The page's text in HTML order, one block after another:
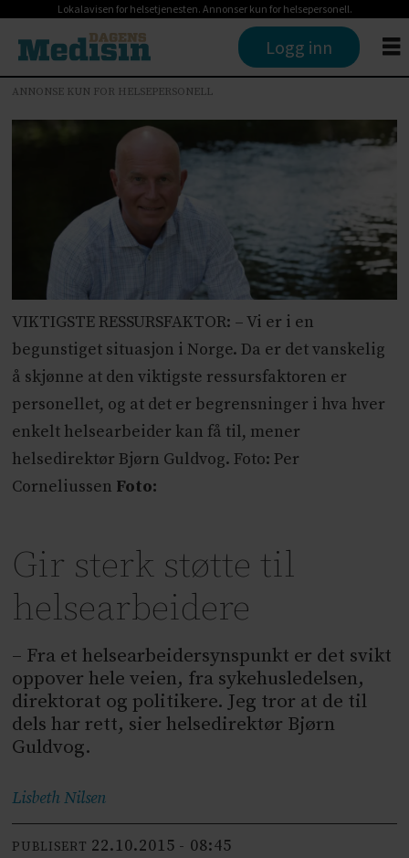
Lokalavisen for helsetjenesten. Annonser kun for helsepersonell.
Logg inn
ANNONSE KUN FOR HELSEPERSONELL
VIKTIGSTE RESSURSFAKTOR: – Vi er i en
begunstiget situasjon i Norge. Da er det vanskelig
å skjønne at den viktigste ressursfaktoren er
personellet, og at det er begrensninger i hva hver
enkelt helsearbeider kan få til, mener
helsedirektør Bjørn Guldvog. Foto: Per
Corneliussen Foto:
Gir sterk støtte til
helsearbeidere
– Fra et helsearbeidersynspunkt er det svikt
oppover hele veien, fra sykehusledelsen,
direktorat og politikere. Jeg tror at de til
dels har rett, sier helsedirektør Bjørn
Guldvog.
LisbethNilsen
PUBLISERT 22.10.2015 - 08:45